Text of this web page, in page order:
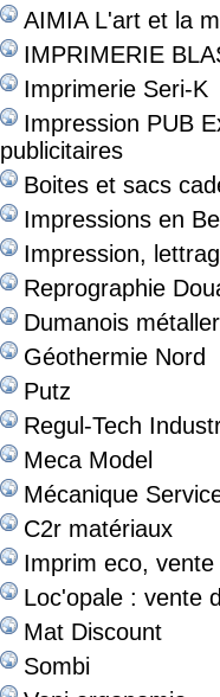
AIMIA L'art et la
IMPRIMERIE
Imprimerie Seri-K
Impression PUB
publicitaires
Boites et sacs
Impressions en
Impression,
Reprographie
Dumanois
Géothermie Nord
Putz
Regul-Tech
Meca Model
Mécanique
C2r matériaux
Imprim eco,
Loc'opale : vente
Mat Discount
Sombi